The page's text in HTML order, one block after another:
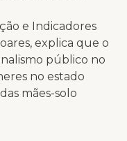
e Indicadores
explica que o
público no
no estado
mães-solo